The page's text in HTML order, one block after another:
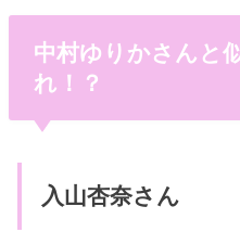
中村ゆりかさんと
れ！？
入山杏奈さん